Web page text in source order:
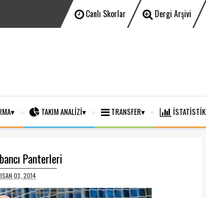
Canlı Skorlar Dergi Arşivi
TAKIM ANALİZİ TRANSFER İSTATİSTİK
Panterleri
03, 2014